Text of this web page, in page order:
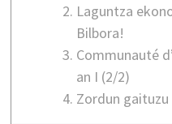
Laguntza
Bilbora!
Communauté
an I (2/2)
Zordun gaituzu